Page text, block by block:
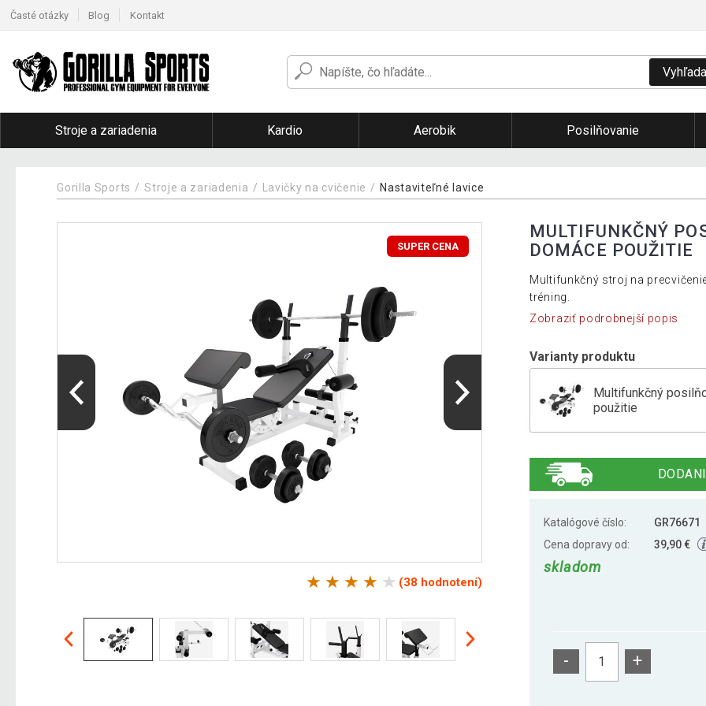
Časté otázky Blog Kontakt
Stroje a zariadenia Kardio Aerobik Posilňovanie
Gorilla Sports Stroje a zariadenia Lavičky na cvičenie Nastaviteľné lavice
SUPER CENA
(38 hodnotení)
MULTIFUNKČNÝ
DOMÁCE POUŽITIE
Multifunkčný stroj na
tréning.
Zobraziť podrobnejší popis
Varianty produktu
Multifunkčný
použitie
Gorilla Sports
Gorilla Sports
Katalógové číslo:
GR76671
Cena dopravy od:
39,90 €
skladom
- +